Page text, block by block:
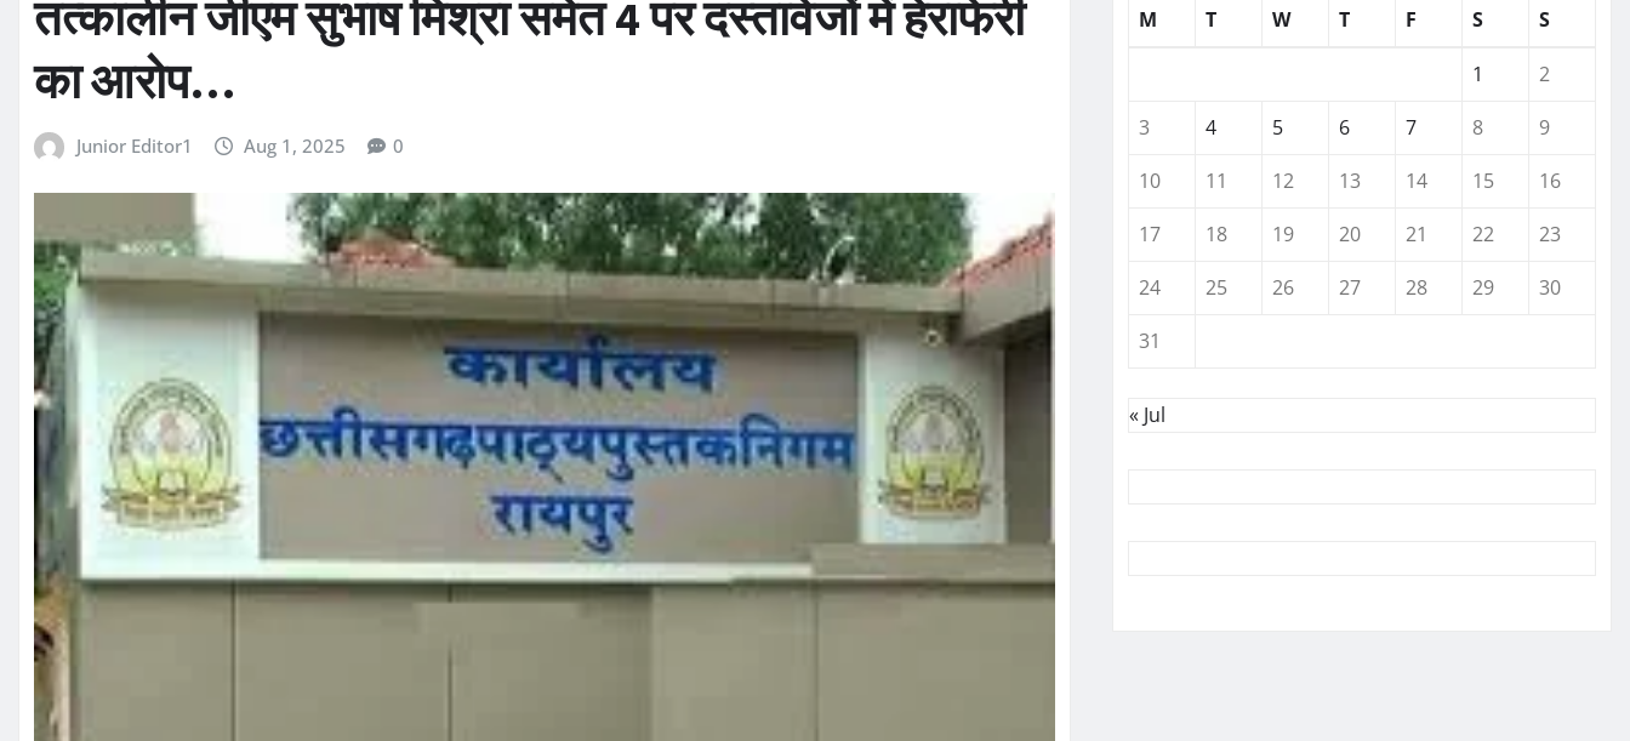
तत्कालीन जीएम सुभाष मिश्रा समेत 4 पर दस्तावेजों में हेराफेरी
का आरोप…
Junior Editor1 Aug 1, 2025 0
M
T W T F S S
1
2
3
4 5 6 7 8
9
10
11 12 13 14 15
16
17
18 19 20 21 22
23
24
25 26 27 28 29
30
31
« Jul